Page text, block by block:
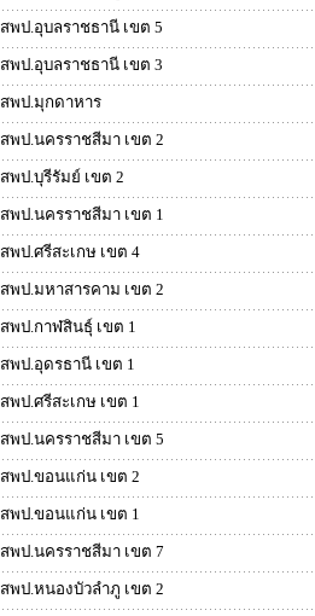
สพป.อุบลราชธานี เขต 5
สพป.อุบลราชธานี เขต 3
สพป.มุกดาหาร
สพป.นครราชสีมา เขต 2
สพป.บุรีรัมย์ เขต 2
สพป.นครราชสีมา เขต 1
สพป.ศรีสะเกษ เขต 4
สพป.มหาสารคาม เขต 2
สพป.กาฬสินธุ์ เขต 1
สพป.อุดรธานี เขต 1
สพป.ศรีสะเกษ เขต 1
สพป.นครราชสีมา เขต 5
สพป.ขอนแก่น เขต 2
สพป.ขอนแก่น เขต 1
สพป.นครราชสีมา เขต 7
สพป.หนองบัวลำภู เขต 2